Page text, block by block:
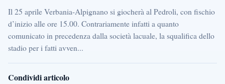
Il 25 aprile Verbania-Alpignano si giocherà al Pedroli, con fischio
d’inizio alle ore 15.00. Contrariamente infatti a quanto
comunicato in precedenza dalla società lacuale, la squalifica dello
stadio per i fatti avven...
Condividi articolo